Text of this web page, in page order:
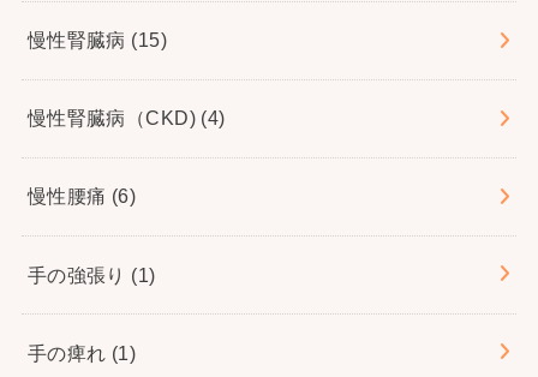
慢性腎臓病 (15)
慢性腎臓病（CKD) (4)
慢性腰痛 (6)
手の強張り (1)
手の痺れ (1)